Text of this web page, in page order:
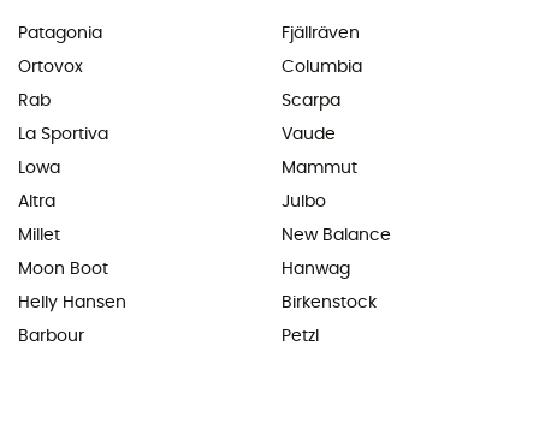
Patagonia
Ortovox
Rab
La Sportiva
Lowa
Altra
Millet
Moon Boot
Helly Hansen
Barbour
Fjällräven
Columbia
Scarpa
Vaude
Mammut
Julbo
New Balance
Hanwag
Birkenstock
Petzl